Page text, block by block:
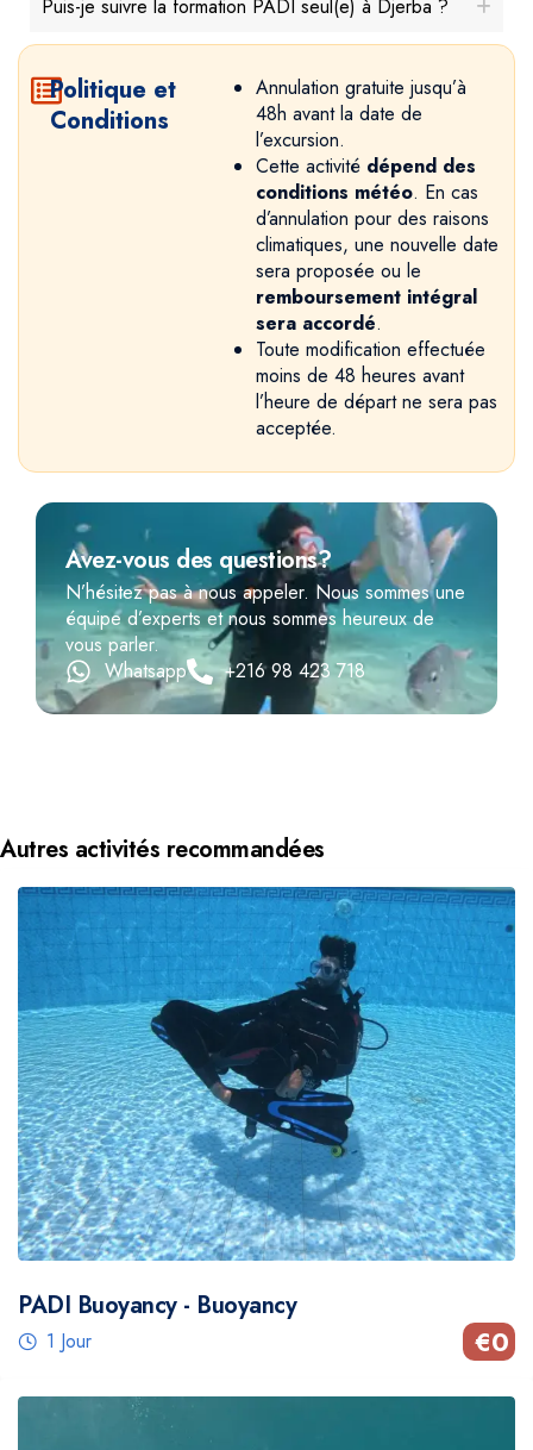
Puis-je suivre la formation PADI seul(e) à Djerba ?
Politique et
Conditions
Annulation gratuite jusqu’à
48h avant la date de
l’excursion.
Cette activité dépend des
conditions météo. En cas
d’annulation pour des raisons
climatiques, une nouvelle date
sera proposée ou le
remboursement intégral
sera accordé.
Toute modification effectuée
moins de 48 heures avant
l’heure de départ ne sera pas
acceptée.
Avez-vous des questions?
N’hésitez pas à nous appeler. Nous sommes une
équipe d’experts et nous sommes heureux de
vous parler.
Whatsapp
+216 98 423 718
Autres activités recommandées
PADI Buoyancy - Buoyancy
1 Jour €0